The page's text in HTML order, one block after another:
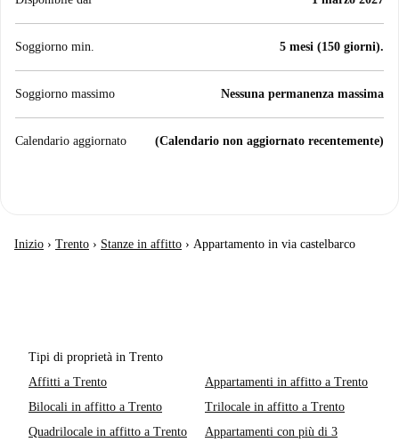
Soggiorno min. 5 mesi (150 giorni).
Soggiorno massimo Nessuna permanenza massima
Calendario aggiornato (Calendario non aggiornato recentemente)
Inizio › Trento › Stanze in affitto › Appartamento in via castelbarco
Tipi di proprietà in Trento
Affitti a Trento
Appartamenti in affitto a Trento
Bilocali in affitto a Trento
Trilocale in affitto a Trento
Quadrilocale in affitto a Trento
Appartamenti con più di 3